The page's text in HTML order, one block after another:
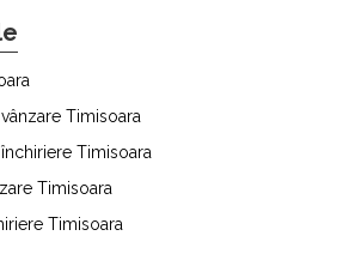
Timisoara
Timisoara
Timisoara
Timisoara